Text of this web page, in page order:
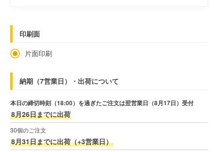
印刷面
片面印刷
納期（7営業日）・出荷について
本日の締切時刻（18:00）を過ぎたご注文は翌営業日（8月17日）受付
8月26日までに出荷
30個のご注文
8月31日までに出荷（+3営業日）